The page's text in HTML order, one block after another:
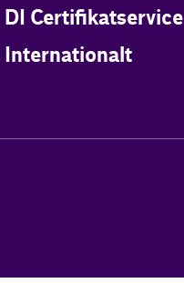
DI Certifikatservice
Internationalt